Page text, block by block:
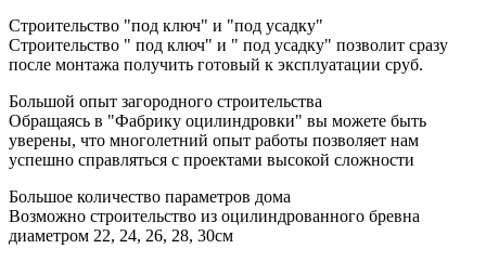
Строительство "под ключ" и "под усадку"
Строительство " под ключ" и " под усадку" позволит сразу
после монтажа получить готовый к эксплуатации сруб.
Большой опыт загородного строительства
Обращаясь в "Фабрику оцилиндровки" вы можете быть
уверены, что многолетний опыт работы позволяет нам
успешно справляться с проектами высокой сложности
Большое количество параметров дома
Возможно строительство из оцилиндрованного бревна
диаметром 22, 24, 26, 28, 30см